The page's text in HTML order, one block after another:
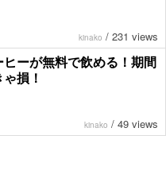
kinako / 231 views
ーが無料で飲める！期間
損！
kinako / 49 views